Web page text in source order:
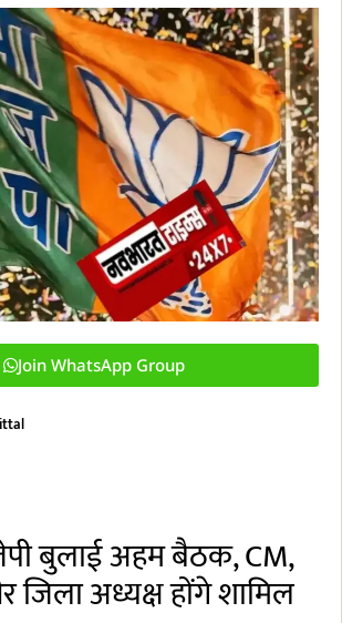
Join WhatsApp Group
बुलाई अहम बैठक, CM,
जिला अध्यक्ष होंगे शामिल